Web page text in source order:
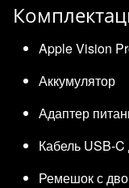
Apple Vision
Аккумулятор
Адаптер
Кабель USB-
Ремешок с